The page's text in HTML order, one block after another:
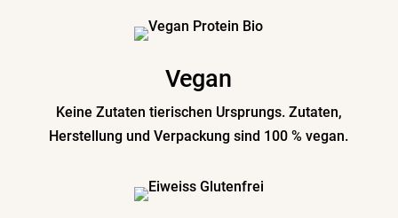
Vegan
Keine Zutaten tieri­schen Ursprungs. Zutaten,
Herstellung und Verpa­ckung sind 100 % vegan.